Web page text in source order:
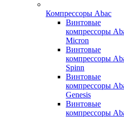
Компрессоры Abac
Винтовые
компрессоры
Micron
Винтовые
компрессоры
Spinn
Винтовые
компрессоры
Genesis
Винтовые
компрессоры